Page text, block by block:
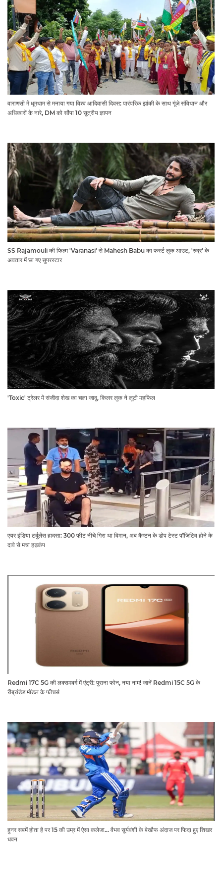
वाराणसी में धूमधाम से मनाया गया विश्व आदिवासी दिवस: पारंपरिक झांकी के साथ गूंजे संविधान और
अधिकारों के नारे, DM को सौंपा 10 सूत्रीय ज्ञापन
SS Rajamouli की फिल्म 'Varanasi' से Mahesh Babu का फर्स्ट लुक आउट, 'रुद्र' के
अवतार में छा गए सुपरस्टार
'Toxic' ट्रेलर में संजीदा शेख का चला जादू, किलर लुक ने लूटी महफिल
एयर इंडिया टर्बुलेंस हादसा: 300 फीट नीचे गिरा था विमान, अब कैप्टन के डोप टेस्ट पॉजिटिव होने के
दावे से मचा हड़कंप
Redmi 17C 5G की लक्समबर्ग में एंट्री: पुराना फोन, नया नाम! जानें Redmi 15C 5G के
रीब्रांडेड मॉडल के फीचर्स
हुनर सबमें होता है पर 15 की उम्र में ऐसा कलेजा... वैभव सूर्यवंशी के बेखौफ अंदाज पर फिदा हुए शिखर
धवन